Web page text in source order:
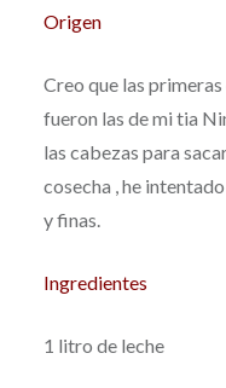
Origen
Creo que las
fueron las de mi tia
las cabezas para
cosecha , he
y finas.
Ingredientes
1 litro de leche